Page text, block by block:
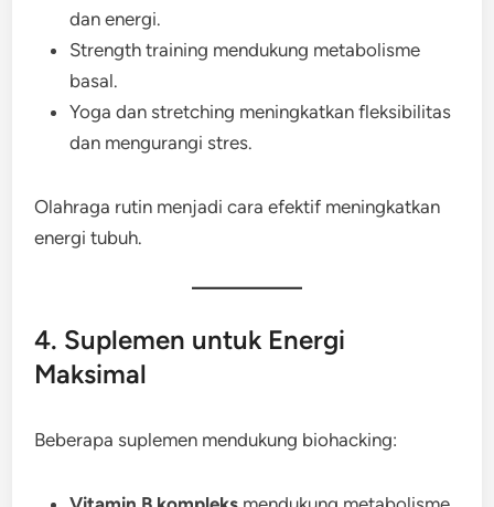
dan energi.
Strength training mendukung metabolisme
basal.
Yoga dan stretching meningkatkan fleksibilitas
dan mengurangi stres.
Olahraga rutin menjadi cara efektif meningkatkan
energi tubuh.
4. Suplemen untuk Energi
Maksimal
Beberapa suplemen mendukung biohacking: